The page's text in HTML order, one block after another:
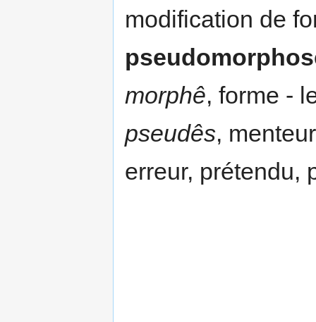
modification de
morphê, forme -
pseudês,
erreur, prétendu,